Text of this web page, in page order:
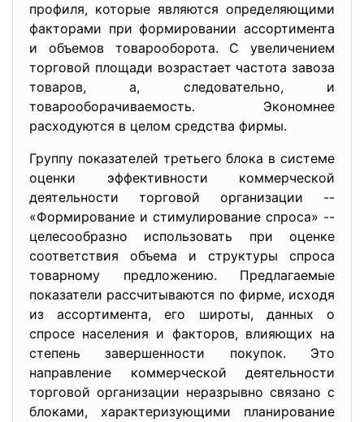
профиля, которые являются определяющими
факторами при формировании ассортимента
и объемов товарооборота. С увеличением
торговой площади возрастает частота завоза
товаров, а, следовательно, и
товарооборачиваемость. Экономнее
расходуются в целом средства фирмы.
Группу показателей третьего блока в системе
оценки эффективности коммерческой
деятельности торговой организации --
«Формирование и стимулирование спроса» --
целесообразно использовать при оценке
соответствия объема и структуры спроса
товарному предложению. Предлагаемые
показатели рассчитываются по фирме, исходя
из ассортимента, его широты, данных о
спросе населения и факторов, влияющих на
степень завершенности покупок. Это
направление коммерческой деятельности
торговой организации неразрывно связано с
блоками, характеризующими планирование